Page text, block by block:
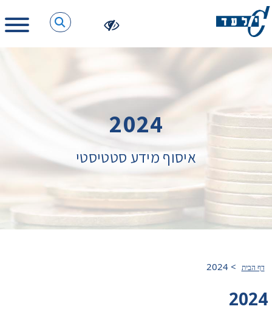
2024
איסוף מידע סטטיסטי
דף הבית >
2024
2024